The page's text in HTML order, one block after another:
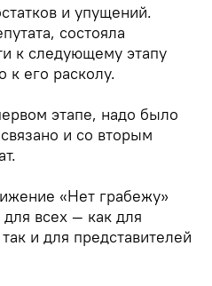
и упущений.
состояла
к следующему этапу
к его расколу.
этапе, надо было
и со вторым
«Нет грабежу»
всех — как для
и для представителей